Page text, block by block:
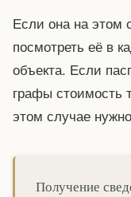
Если она на этом
посмотреть её в
объекта. Если
графы стоимость
этом случае
Получение